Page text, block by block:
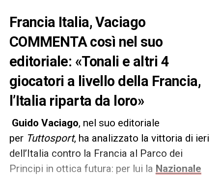
Francia Italia, Vaciago
COMMENTA così nel suo
editoriale: «Tonali e altri 4
giocatori a livello della Francia,
l’Italia riparta da loro»
Guido Vaciago, nel suo editoriale
per Tuttosport, ha analizzato la vittoria di ieri
dell’Italia contro la Francia al Parco dei
Principi in ottica futura: per lui la Nazionale